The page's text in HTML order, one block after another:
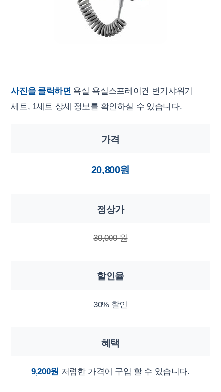
사진을 클릭하면 욕실 욕실스프레이건 변기샤워기
세트, 1세트 상세 정보를 확인하실 수 있습니다.
가격
20,800원
정상가
30,000 원
할인율
30% 할인
혜택
9,200원 저렴한 가격에 구입 할 수 있습니다.